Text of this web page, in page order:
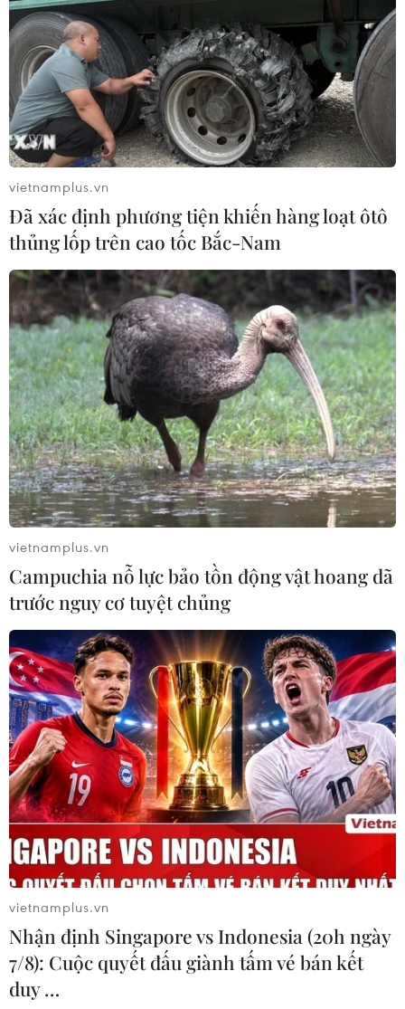
vietnamplus.vn
Đã xác định phương tiện khiến hàng loạt ôtô
thủng lốp trên cao tốc Bắc-Nam
vietnamplus.vn
Campuchia nỗ lực bảo tồn động vật hoang dã
trước nguy cơ tuyệt chủng
vietnamplus.vn
Nhận định Singapore vs Indonesia (20h ngày
7/8): Cuộc quyết đấu giành tấm vé bán kết
duy …